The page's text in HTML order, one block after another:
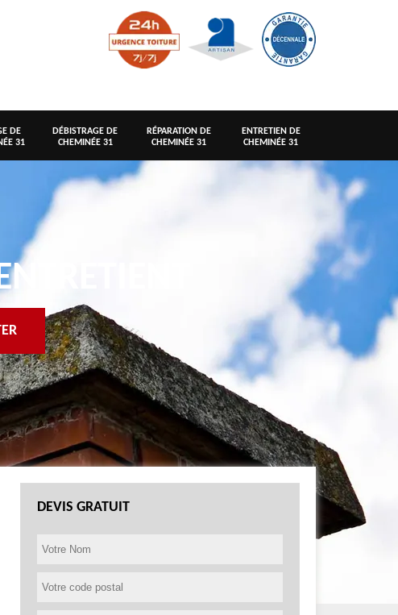
DE
31
DÉBISTRAGE DE
CHEMINÉE 31
RÉPARATION DE
CHEMINÉE 31
ENTRETIEN DE
CHEMINÉE 31
DEVIS GRATUIT